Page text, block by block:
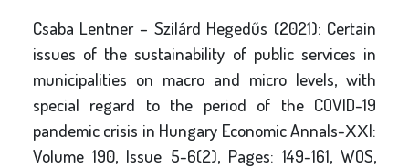
Csaba Lentner – Szilárd Hegedűs (2021): Certain
issues of the sustainability of public services in
municipalities on macro and micro levels, with
special regard to the period of the COVID-19
pandemic crisis in Hungary Economic Annals-ХХI:
Volume 190, Issue 5-6(2), Pages: 149-161, WOS,